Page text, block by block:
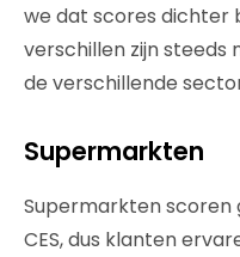
we dat scores dichter
verschillen zijn steeds
de verschillende
Supermarkten
Supermarkten
CES, dus klanten